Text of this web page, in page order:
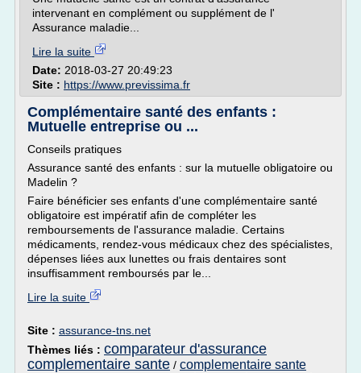
intervenant en complément ou supplément de l'
Assurance maladie...
Lire la suite
Date: 2018-03-27 20:49:23
Site : https://www.previssima.fr
Complémentaire santé des enfants :
Mutuelle entreprise ou ...
Conseils pratiques
Assurance santé des enfants : sur la mutuelle obligatoire ou
Madelin ?
Faire bénéficier ses enfants d'une complémentaire santé
obligatoire est impératif afin de compléter les
remboursements de l'assurance maladie. Certains
médicaments, rendez-vous médicaux chez des spécialistes,
dépenses liées aux lunettes ou frais dentaires sont
insuffisamment remboursés par le...
Lire la suite
Site : assurance-tns.net
Thèmes liés : comparateur d'assurance
complementaire sante / complementaire sante